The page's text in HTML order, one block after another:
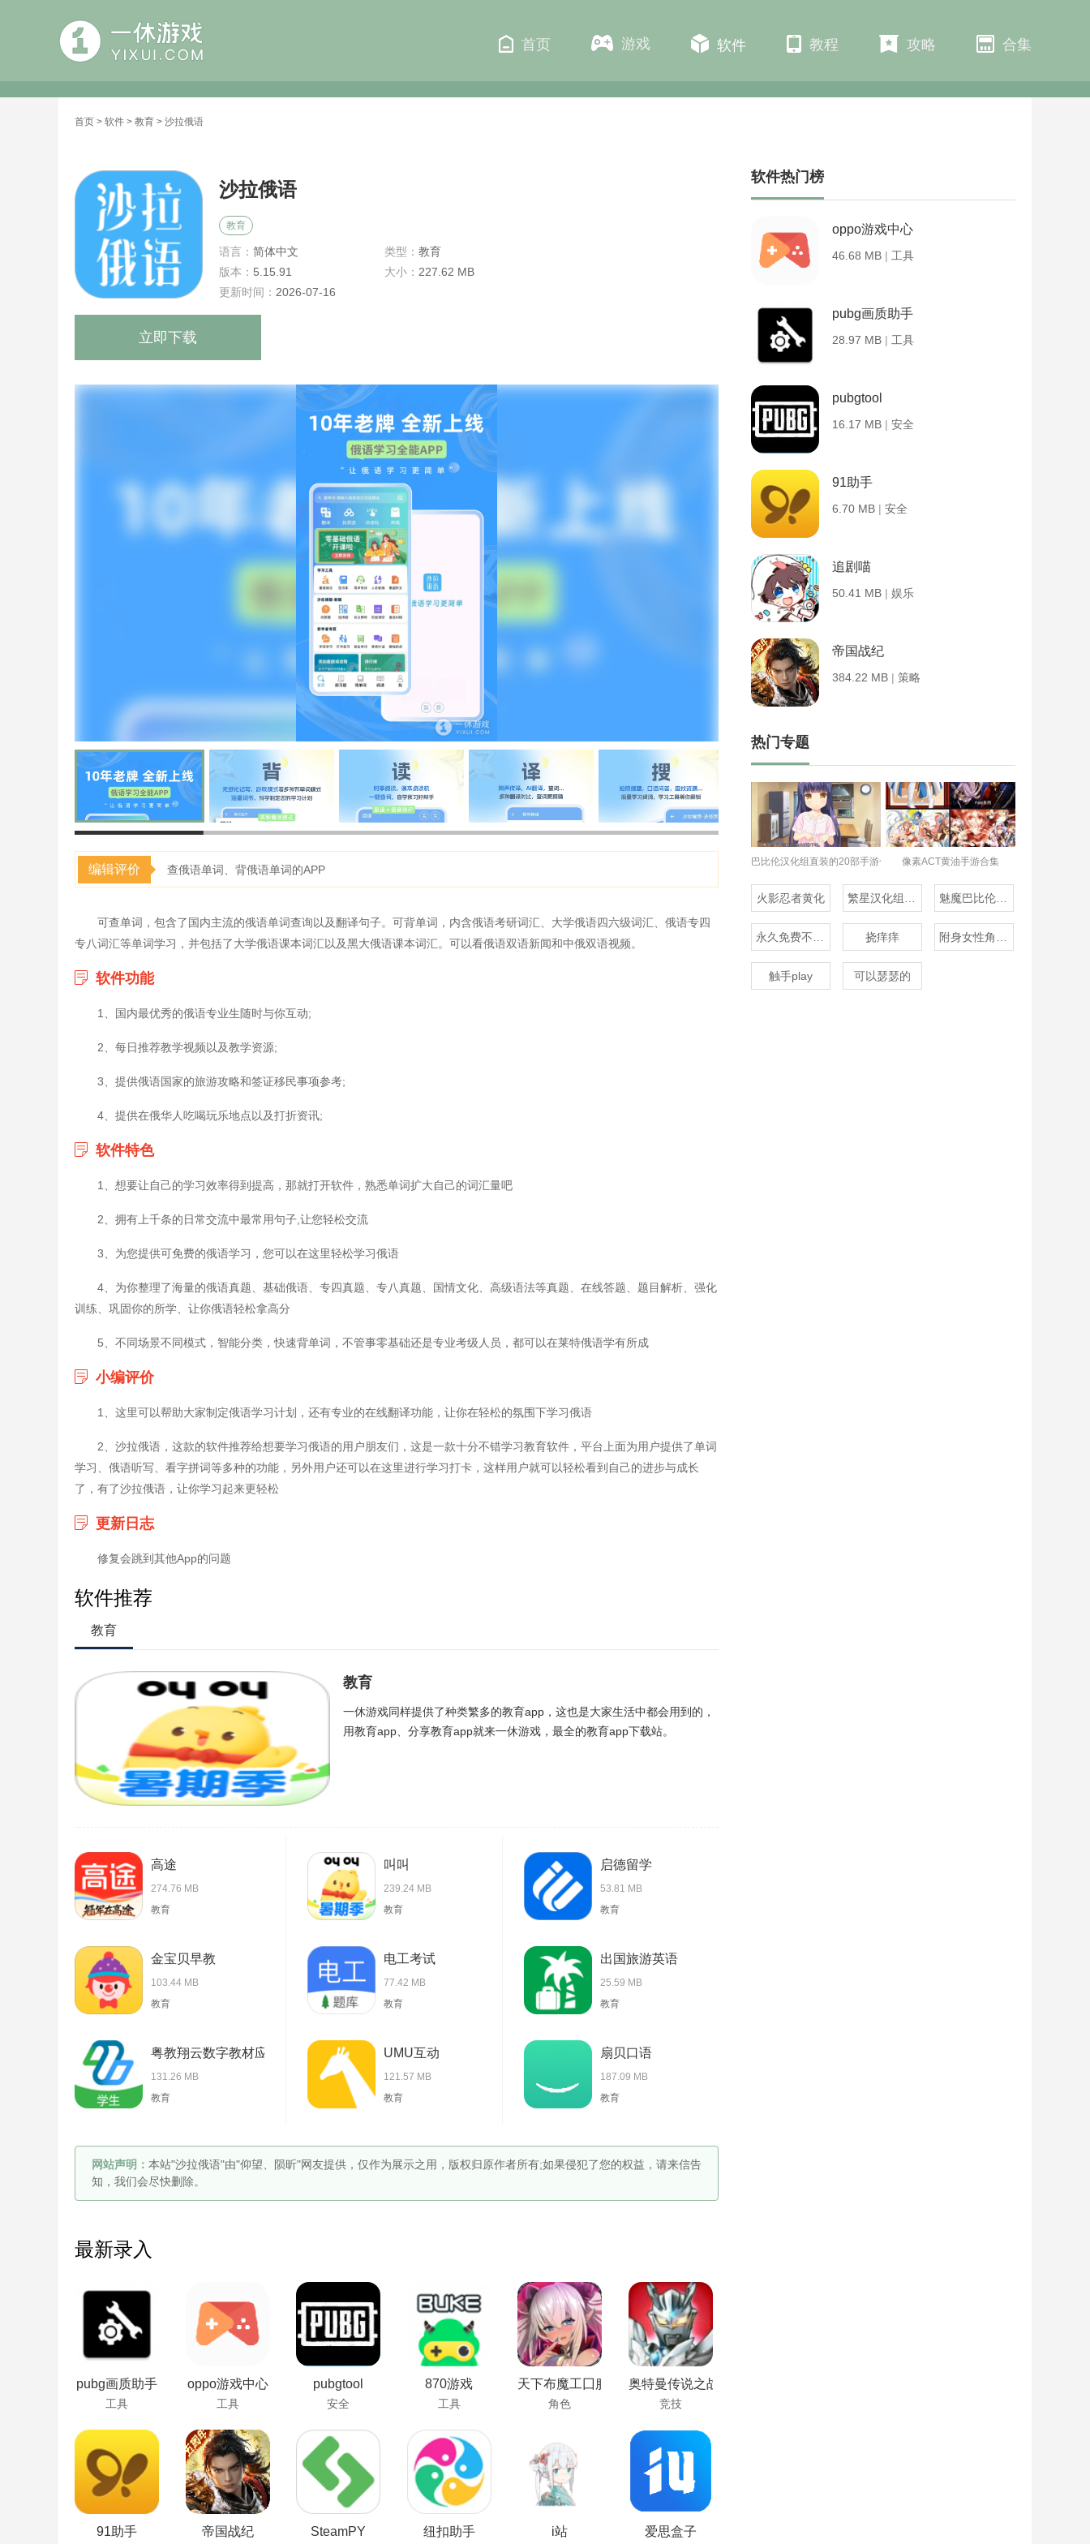
首页 游戏 软件 教程 攻略 合集
首页 > 软件 > 教育 > 沙拉俄语
沙拉俄语
教育
语言： 简体中文 类型： 教育
版本： 5.15.91 大小： 227.62 MB
更新时间： 2026-07-16
立即下载
编辑评价 查俄语单词、背俄语单词的APP
可查单词，包含了国内主流的俄语单词查询以及翻译句子。可背单词，内含俄语考研词汇、大学俄语四六级词汇、俄语专四
专八词汇等单词学习，并包括了大学俄语课本词汇以及黑大俄语课本词汇。可以看俄语双语新闻和中俄双语视频。
软件功能
1、国内最优秀的俄语专业生随时与你互动;
2、每日推荐教学视频以及教学资源;
3、提供俄语国家的旅游攻略和签证移民事项参考;
4、提供在俄华人吃喝玩乐地点以及打折资讯;
软件特色
1、想要让自己的学习效率得到提高，那就打开软件，熟悉单词扩大自己的词汇量吧
2、拥有上千条的日常交流中最常用句子,让您轻松交流
3、为您提供可免费的俄语学习，您可以在这里轻松学习俄语
4、为你整理了海量的俄语真题、基础俄语、专四真题、专八真题、国情文化、高级语法等真题、在线答题、题目解析、强化
训练、巩固你的所学、让你俄语轻松拿高分
5、不同场景不同模式，智能分类，快速背单词，不管事零基础还是专业考级人员，都可以在莱特俄语学有所成
小编评价
1、这里可以帮助大家制定俄语学习计划，还有专业的在线翻译功能，让你在轻松的氛围下学习俄语
2、沙拉俄语，这款的软件推荐给想要学习俄语的用户朋友们，这是一款十分不错学习教育软件，平台上面为用户提供了单词
学习、俄语听写、看字拼词等多种的功能，另外用户还可以在这里进行学习打卡，这样用户就可以轻松看到自己的进步与成长
了，有了沙拉俄语，让你学习起来更轻松
更新日志
修复会跳到其他App的问题
软件推荐
教育
教育
一休游戏同样提供了种类繁多的教育app，这也是大家生活中都会用到的，
用教育app、分享教育app就来一休游戏，最全的教育app下载站。
高途
274.76 MB
教育
叫叫
239.24 MB
教育
启德留学
53.81 MB
教育
金宝贝早教
103.44 MB
教育
电工考试
77.42 MB
教育
出国旅游英语
25.59 MB
教育
粤教翔云数字教材应用平台
131.26 MB
教育
UMU互动
121.57 MB
教育
扇贝口语
187.09 MB
教育
网站声明： 本站"沙拉俄语"由"仰望、陨昕"网友提供，仅作为展示之用，版权归原作者所有;如果侵犯了您的权益，请来信告
知，我们会尽快删除。
最新录入
pubg画质助手
工具
oppo游戏中心
工具
pubgtool
安全
870游戏
工具
天下布魔工囗服
角色
奥特曼传说之战
竞技
91助手 帝国战纪 SteamPY 纽扣助手 i站 爱思盒子
软件热门榜
oppo游戏中心
46.68 MB | 工具
pubg画质助手
28.97 MB | 工具
pubgtool
16.17 MB | 安全
91助手
6.70 MB | 安全
追剧喵
50.41 MB | 娱乐
帝国战纪
384.22 MB | 策略
热门专题
巴比伦汉化组直装的20部手游合集 像素ACT黄油手游合集
火影忍者黄化
挠痒痒
触手play 可以瑟瑟的